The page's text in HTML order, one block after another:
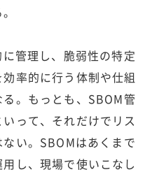
管理し、脆弱性の特定
率的に行う体制や仕組
。もっとも、SBOM管
って、それだけでリス
い。SBOMはあくまで
し、現場で使いこなし